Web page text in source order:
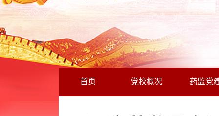
首页 党校概况 药监党